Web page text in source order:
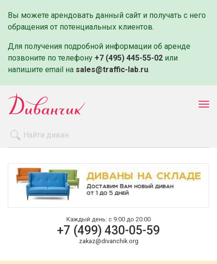
Вы можете арендовать данный сайт и получать с него
обращения от потенциальных клиентов.
Для получения подробной информации об аренде
позвоните по телефону +7 (495) 445-55-02 или
напишите email на sales@traffic-lab.ru.
Оплата и доставка
Контакты
Каждый день: с 9:00 до 20:00
+7 (499) 430-05-59
zakaz@divanchik.org